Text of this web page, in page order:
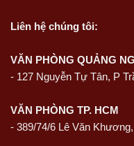
Liên hệ chúng tôi:
VĂN PHÒNG QUẢNG
- 127 Nguyễn Tự Tân, P
VĂN PHÒNG TP. HCM
- 389/74/6 Lê Văn